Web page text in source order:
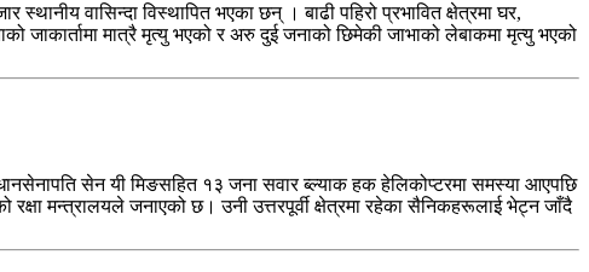
स्थानीय वासिन्दा विस्थापित भएका छन् । बाढी पहिरो प्रभावित क्षेत्रमा घर,
जाकार्तामा मात्रै मृत्यु भएको र अरु दुई जनाको छिमेकी जाभाको लेबाकमा मृत्यु भएको
सेन यी मिङसहित १३ जना सवार ब्ल्याक हक हेलिकोप्टरमा समस्या आएपछि
रक्षा मन्त्रालयले जनाएको छ। उनी उत्तरपूर्वी क्षेत्रमा रहेका सैनिकहरूलाई भेट्न जाँदै